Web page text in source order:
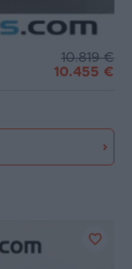
10.819 €
10.455 €